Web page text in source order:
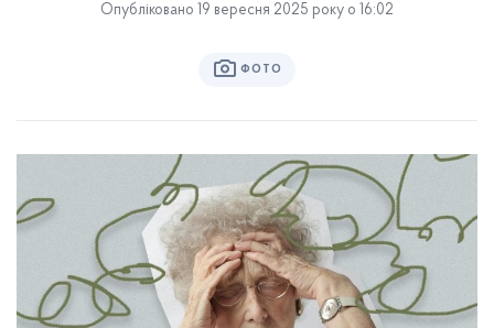
Опубліковано 19 вересня 2025 року о 16:02
ФОТО